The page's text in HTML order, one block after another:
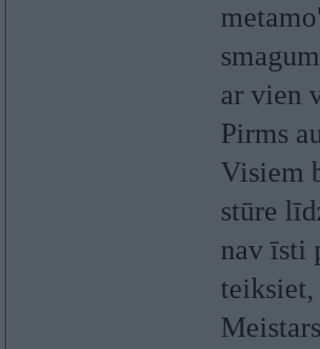
ar vien
Pirms
Visiem
stūre
nav īsti